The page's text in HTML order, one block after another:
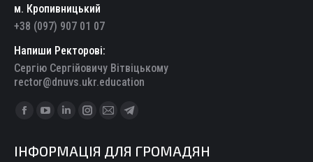
м. Кропивницький
+38 (097) 907 01 07
Напиши Ректорові:
Сергію Сергійовичу Вітвіцькому
rector@dnuvs.ukr.education
Find us on:
Facebook
opens
YouTube
opens
Linkedin
opens
Instagram
opens
Mail
opens
Telegram
opens
ІНФОРМАЦІЯ ДЛЯ ГРОМАДЯН